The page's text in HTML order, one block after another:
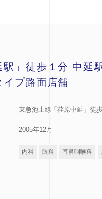
駅」徒歩１分 中延
イプ路面店舗
東急池上線「荏原中延」徒
2005年12月
内科 眼科 耳鼻咽喉科